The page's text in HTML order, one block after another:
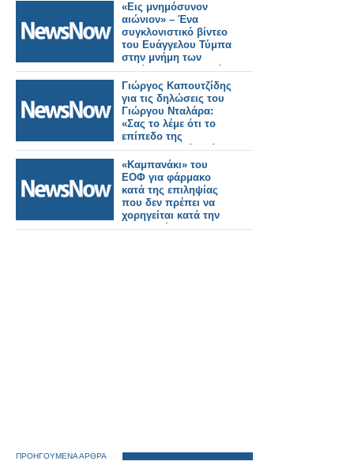
«Εις μνημόσυνον
αιώνιον» – Ένα
συγκλονιστικό βίντεο
του Ευάγγελου Τύμπα
στην μνήμη των
θυμάτων των Τεμπών
(φωτό-βίντεο)
Γιώργος Καπουτζίδης
για τις δηλώσεις του
Γιώργου Νταλάρα:
«Σας το λέμε ότι το
επίπεδο της
δημοσιογραφίας είναι
χαμηλό»
«Καμπανάκι» του
ΕΟΦ για φάρμακο
κατά της επιληψίας
που δεν πρέπει να
χορηγείται κατά την
εγκυμοσύνη
ΠΡΟΗΓΟΥΜΕΝΑ ΑΡΘΡΑ